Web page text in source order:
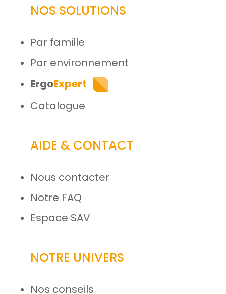
NOS SOLUTIONS
Par famille
Par environnement
ErgoExpert
Catalogue
AIDE & CONTACT
Nous contacter
Notre FAQ
Espace SAV
NOTRE UNIVERS
Nos conseils